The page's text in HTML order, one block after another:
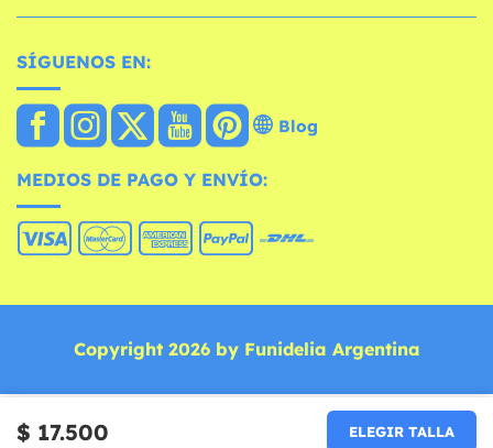
$ 17.500 ELEGIR TALLA
SÍGUENOS EN:
Blog
MEDIOS DE PAGO Y ENVÍO:
Copyright 2026 by Funidelia Argentina